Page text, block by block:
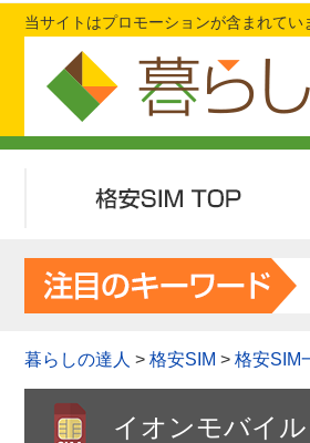
当サイトはプロモーションが含まれてい
暮らしの達人 > 格安SIM > 格安SIM
イオンモバイ